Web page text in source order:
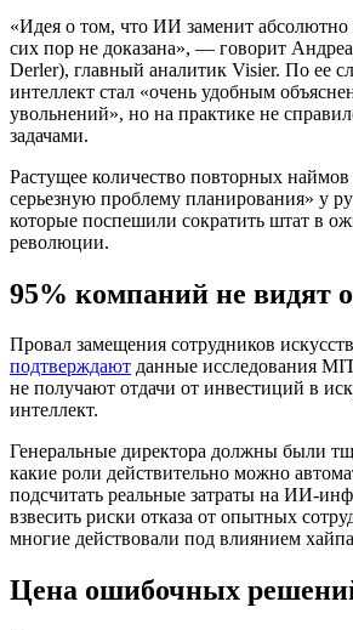
«Идея о том, что ИИ заменит абсолютно
сих пор не доказана», — говорит
Derler), главный аналитик Visier. По ее
интеллект стал «очень удобным
увольнений», но на практике не
задачами.
Растущее количество повторных наймов
серьезную проблему планирования» у
которые поспешили сократить штат в
революции.
95% компаний не видят
Провал замещения сотрудников
подтверждают данные исследования
не получают отдачи от инвестиций в
интеллект.
Генеральные директора должны были
какие роли действительно можно
подсчитать реальные затраты на ИИ-
взвесить риски отказа от опытных
многие действовали под влиянием
Цена ошибочных